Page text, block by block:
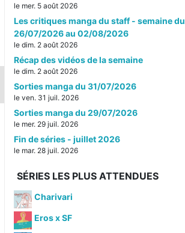
le mer. 5 août 2026
Les critiques manga du staff - semaine du
26/07/2026 au 02/08/2026
le dim. 2 août 2026
Récap des vidéos de la semaine
le dim. 2 août 2026
Sorties manga du 31/07/2026
le ven. 31 juil. 2026
Sorties manga du 29/07/2026
le mer. 29 juil. 2026
Fin de séries - juillet 2026
le mar. 28 juil. 2026
SÉRIES LES PLUS ATTENDUES
Charivari
Eros x SF